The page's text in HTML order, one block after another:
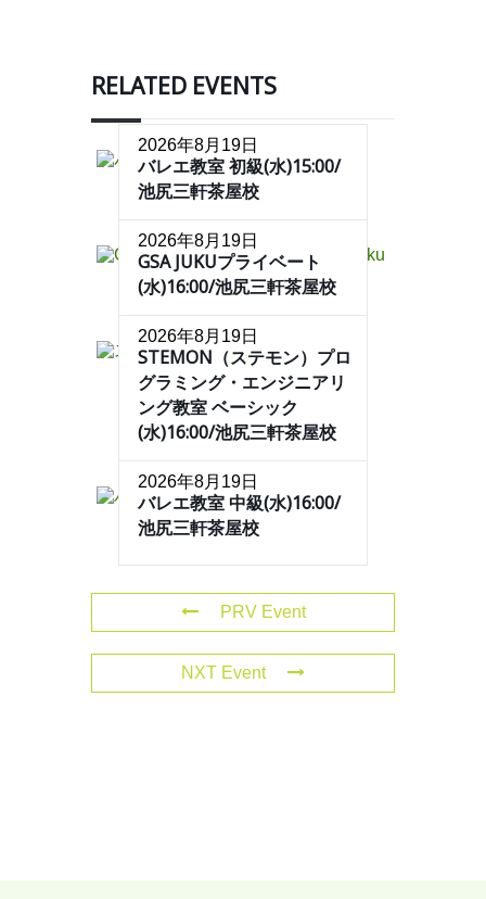
RELATED EVENTS
2026年8月19日
バレエ教室 初級(水)15:00/
池尻三軒茶屋校
2026年8月19日
GSA JUKUプライベート
(水)16:00/池尻三軒茶屋校
2026年8月19日
STEMON（ステモン）プロ
グラミング・エンジニアリ
ング教室 ベーシック
(水)16:00/池尻三軒茶屋校
2026年8月19日
バレエ教室 中級(水)16:00/
池尻三軒茶屋校
PRV Event
NXT Event